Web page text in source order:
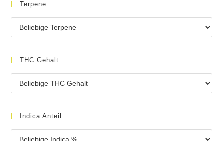
Terpene
THC Gehalt
Indica Anteil